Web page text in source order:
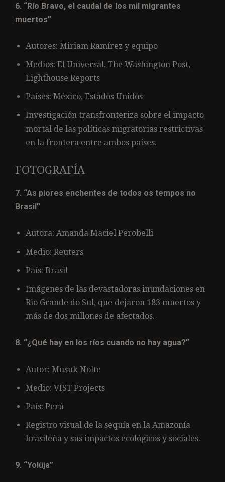
6. “Río Bravo, el caudal de los mil migrantes
muertos”
Autores: Miriam Ramírez y equipo
Medios: El Universal, The Washington Post,
Lighthouse Reports
Países: México, Estados Unidos
Investigación transfronteriza sobre el impacto
mortal de las políticas migratorias restrictivas
en la frontera entre ambos países.
FOTOGRAFÍA
7. “As piores enchentes de todos os tempos no
Brasil”
Autora: Amanda Maciel Perobelli
Medio: Reuters
País: Brasil
Imágenes de las devastadoras inundaciones en
Rio Grande do Sul, que dejaron 183 muertos y
más de dos millones de afectados.
8. “¿Qué hay en los ríos cuando no hay agua?”
Autor: Musuk Nolte
Medio: VIST Projects
País: Perú
Registro visual de la sequía en la Amazonía
brasileña y sus impactos ecológicos y sociales.
9. “Yolüja”